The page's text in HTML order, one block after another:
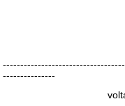
---------------